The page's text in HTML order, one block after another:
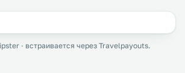
· встраивается через Travelpayouts.